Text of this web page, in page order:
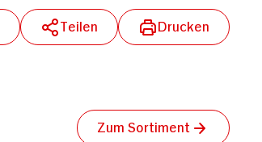
Teilen Drucken
Zum Sortiment